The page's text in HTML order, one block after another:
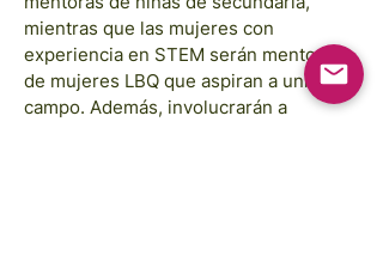
mientras que las mujeres con
experiencia en STEM serán mentoras
de mujeres LBQ que aspiran a unirse al
campo. Además, involucrarán a